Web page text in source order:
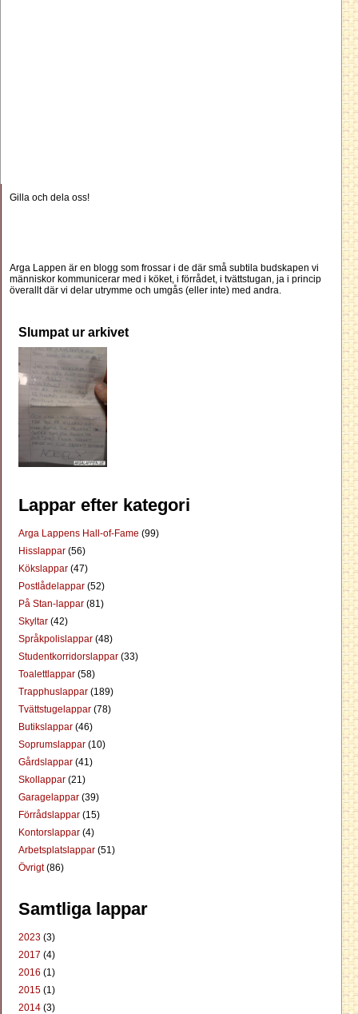
Gilla och dela oss!
Arga Lappen är en blogg som frossar i de där små subtila budskapen vi
människor kommunicerar med i köket, i förrådet, i tvättstugan, ja i princip
överallt där vi delar utrymme och umgås (eller inte) med andra.
Slumpat ur arkivet
Lappar efter kategori
Arga Lappens Hall-of-Fame (99)
Hisslappar (56)
Kökslappar (47)
Postlådelappar (52)
På Stan-lappar (81)
Skyltar (42)
Språkpolislappar (48)
Studentkorridorslappar (33)
Toalettlappar (58)
Trapphuslappar (189)
Tvättstugelappar (78)
Butikslappar (46)
Soprumslappar (10)
Gårdslappar (41)
Skollappar (21)
Garagelappar (39)
Förrådslappar (15)
Kontorslappar (4)
Arbetsplatslappar (51)
Övrigt(86)
Samtliga lappar
2023 (3)
2017 (4)
2016 (1)
2015 (1)
2014 (3)